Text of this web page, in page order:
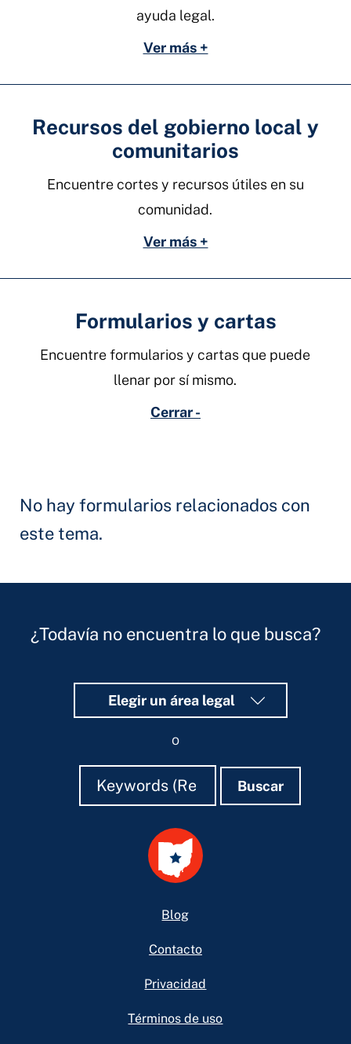
ayuda legal.
Ver más +
Recursos del gobierno local y
comunitarios
Encuentre cortes y recursos útiles en su
comunidad.
Ver más +
Formularios y cartas
Encuentre formularios y cartas que puede
llenar por sí mismo.
Cerrar -
No hay formularios relacionados con
este tema.
¿Todavía no encuentra lo que busca?
Elegir un área legal
o
Buscar
Buscar Buscar
Blog
Contacto
Privacidad
Términos de uso